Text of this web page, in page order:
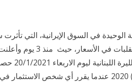
بل سوق العملات في طهران أيضاً
سعر صرف
الشراء بسعر 26 كانون الأول (ديسمبر) 2020 عندما يقرر